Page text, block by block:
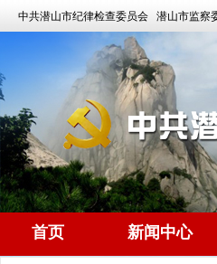
中共潜山市纪律检查委员会 潜山市监
首页 新闻中心